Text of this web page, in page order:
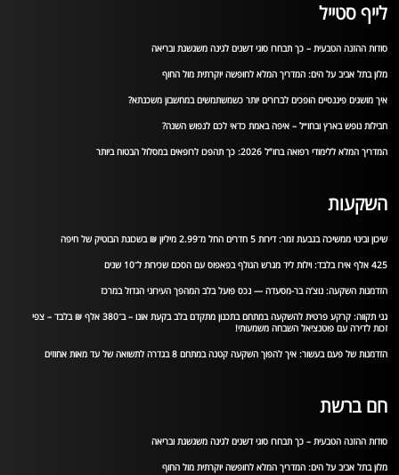
לייף סטייל
סודות ההזנה הטבעית – כך תבחרו סוגי דשנים לגינה משגשגת ובריאה
מלון בתל אביב על הים: המדריך המלא לחופשה יוקרתית מול החוף
איך מושגים פיננסיים הופכים לברורים יותר כשמשתמשים במחשבון משכנתא?
חבילות נופש בארץ ובחו״ל – איפה באמת כדאי לכם לנפוש השנה?
המדריך המלא ללימודי רפואה בחו”ל 2026: כך תהפכו לרופאים במסלול הבטוח ביותר
השקעות
שיכון ובינוי ממשיכה בגבעת זמר: דירות 5 חדרים החל מ־2.99 מיליון ₪ בשכונת הבוטיק של חיפה
425 אלף אירו בלבד: וילות ליד מגרש הגולף בפאפוס עם הסכם שכירות ל־10 שנים
הזדמנות השקעה: נוצ’ה בר-מסעדה — נכס פועל בלב המהפך העירוני הגדול במרכז
גני תקווה: קרקע פרטית להשקעה במתחם בתכנון מתקדם בלב בקעת אונו – ב־380 אלף ₪ בלבד – צפי
זכות לדירה עם פוטנציאל השבחה משמעותי!
הזדמנות של פעם בעשור: איך להפוך השקעה קטנה במתחם 8 בגדרה לתשואה של עד מאות אחוזים
חם ברשת
סודות ההזנה הטבעית – כך תבחרו סוגי דשנים לגינה משגשגת ובריאה
מלון בתל אביב על הים: המדריך המלא לחופשה יוקרתית מול החוף